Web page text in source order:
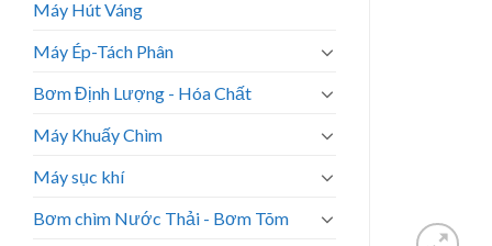
Máy Hút Váng
Máy Ép-Tách Phân
Bơm Định Lượng - Hóa Chất
Máy Khuấy Chìm
Máy sục khí
Bơm chìm Nước Thải - Bơm Tõm